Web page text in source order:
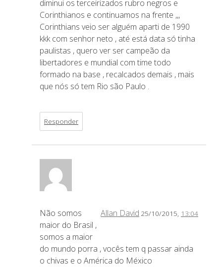
diminui os terceirizados rubro negros e
Corinthianos e continuamos na frente ,,,
Corinthians veio ser alguém aparti de 1990
kkk com senhor neto , até está data só tinha
paulistas , quero ver ser campeão da
libertadores e mundial com time todo
formado na base , recalcados demais , mais
que nós só tem Rio são Paulo .
Responder
Allan David 25/10/2015, 13:04
Não somos
maior do Brasil ,
somos a maior
do mundo porra , vocês tem q passar ainda
o chivas e o América do México